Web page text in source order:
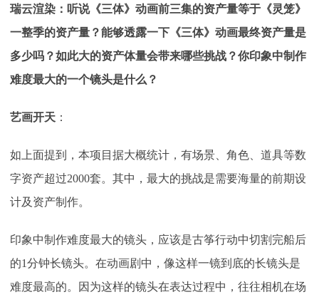
瑞云渲染：听说《三体》动画前三集的资产量等于《灵笼》
一整季的资产量？能够透露一下《三体》动画最终资产量是
多少吗？如此大的资产体量会带来哪些挑战？你印象中制作
难度最大的一个镜头是什么？
艺画开天 ：
如上面提到，本项目据大概统计，有场景、角色、道具等数
字资产超过2000套。其中，最大的挑战是需要海量的前期设
计及资产制作。
印象中制作难度最大的镜头，应该是古筝行动中切割完船后
的1分钟长镜头。在动画剧中，像这样一镜到底的长镜头是
难度最高的。因为这样的镜头在表达过程中，往往相机在场